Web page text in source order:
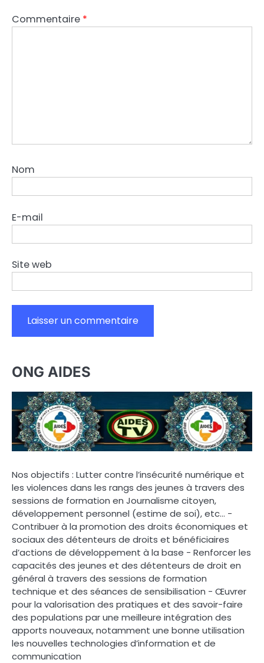
Commentaire *
Nom
E-mail
Site web
ONG AIDES
Nos objectifs : Lutter contre l’insécurité numérique et
les violences dans les rangs des jeunes à travers des
sessions de formation en Journalisme citoyen,
développement personnel (estime de soi), etc… -
Contribuer à la promotion des droits économiques et
sociaux des détenteurs de droits et bénéficiaires
d’actions de développement à la base - Renforcer les
capacités des jeunes et des détenteurs de droit en
général à travers des sessions de formation
technique et des séances de sensibilisation - Œuvrer
pour la valorisation des pratiques et des savoir-faire
des populations par une meilleure intégration des
apports nouveaux, notamment une bonne utilisation
les nouvelles technologies d’information et de
communication